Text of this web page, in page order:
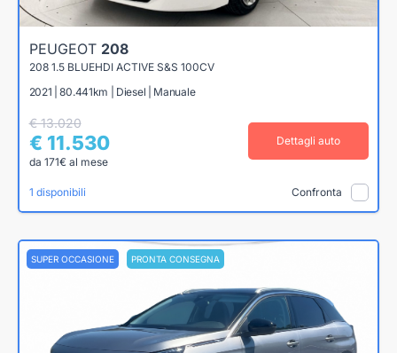
PEUGEOT 208
208 1.5 BLUEHDI ACTIVE S&S 100CV
2021 | 80.441km | Diesel | Manuale
€ 13.020
€ 11.530
da 171€ al mese
Dettagli auto
1 disponibili Confronta
SUPER OCCASIONE PRONTA CONSEGNA